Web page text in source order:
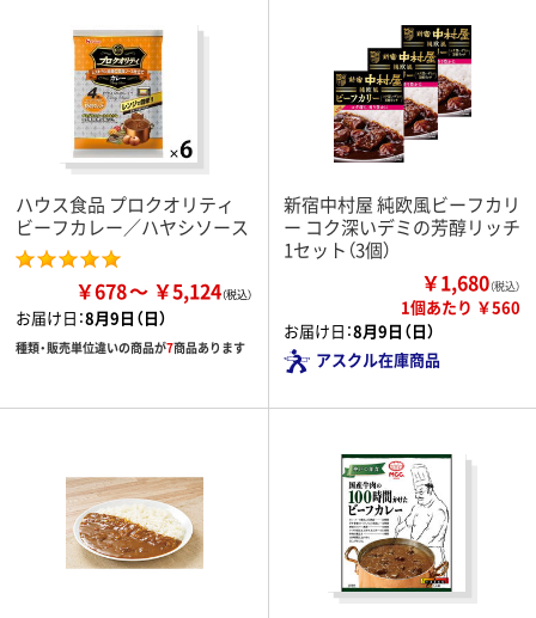
ハウス食品 プロクオリティ
ビーフカレー／ハヤシソース
￥678 ￥5,124
お届け日：8月9日（日）
種類・販売単位違いの商品が7商品あります
新宿中村屋 純欧風ビーフカリ
ー コク深いデミの芳醇リッチ
1セット（3個）
￥1,680（税込）
1個あたり ￥560
お届け日：8月9日（日）
アスクル在庫商品